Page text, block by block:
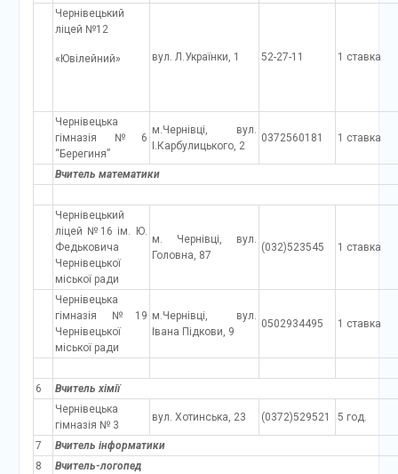
Чернівецький
ліцей №12
«Ювілейний» вул. Л.Українки, 1 52-27-11 1 ставка
Чернівецька
гімназія №6
“Берегиня”
м.Чернівці, вул.
І.Карбулицького, 2
0372560181 1 ставка
Вчитель математики
Чернівецький
ліцей №16 ім. Ю.
Федьковича
Чернівецької
міської ради
м. Чернівці, вул.
Головна, 87
(032)523545 1 ставка
Чернівецька
гімназія №19
Чернівецької
міської ради
м.Чернівці, вул.
Івана Підкови, 9
0502934495 1 ставка
6
Вчитель хімії
Чернівецька
гімназія № 3
вул. Хотинська, 23 (0372)529521 5 год.
7
Вчитель інформатики
8
Вчитель-логопед